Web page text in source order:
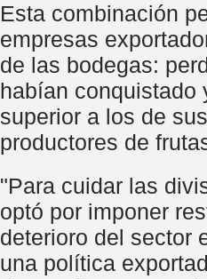
Esta combinación
empresas
de las bodegas:
habían conquistado
superior a los de
productores de
"Para cuidar las
optó por imponer
deterioro del sector
una política